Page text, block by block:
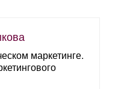
маркетинге.